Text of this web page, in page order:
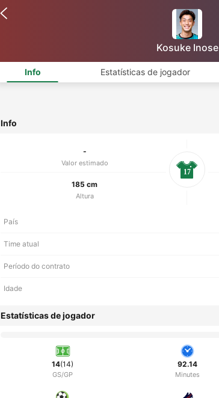
Kosuke Inose
Info Estatísticas de jogador
Info
-
Valor estimado
185 cm
Altura
17
País
Time atual
Período do contrato
Idade
Estatísticas de jogador
14(14)
GS/GP
92.14
Minutes